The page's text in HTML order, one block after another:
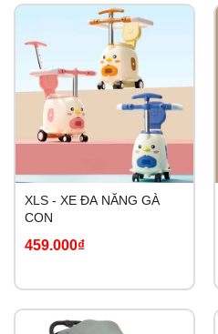
XLS - XE ĐA NĂNG GÀ
CON
459.000₫